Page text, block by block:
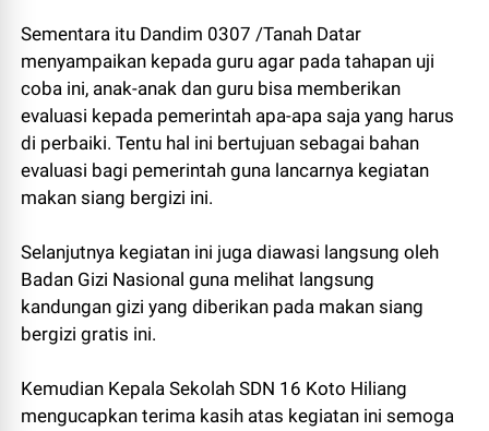
Sementara itu Dandim 0307 /Tanah Datar
menyampaikan kepada guru agar pada tahapan uji
coba ini, anak-anak dan guru bisa memberikan
evaluasi kepada pemerintah apa-apa saja yang harus
di perbaiki. Tentu hal ini bertujuan sebagai bahan
evaluasi bagi pemerintah guna lancarnya kegiatan
makan siang bergizi ini.
Selanjutnya kegiatan ini juga diawasi langsung oleh
Badan Gizi Nasional guna melihat langsung
kandungan gizi yang diberikan pada makan siang
bergizi gratis ini.
Kemudian Kepala Sekolah SDN 16 Koto Hiliang
mengucapkan terima kasih atas kegiatan ini semoga